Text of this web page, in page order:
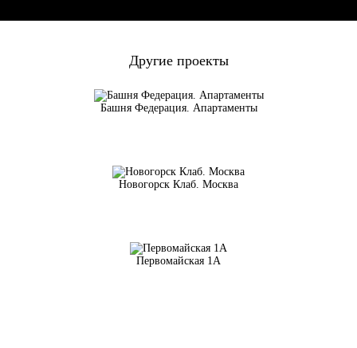
Другие проекты
Башня Федерация. Апартаменты
Новогорск Клаб. Москва
Первомайская 1А